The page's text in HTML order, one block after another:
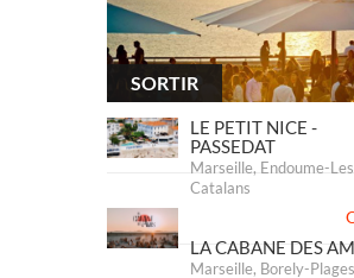
SORTIR
LE PETIT NICE -
PASSEDAT
Marseille, Endoume-Les
Catalans
LA CABANE DES
Marseille, Borely-